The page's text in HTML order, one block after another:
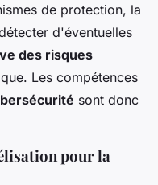
de protection, la
d'éventuelles
des risques
Les compétences
sont donc
pour la